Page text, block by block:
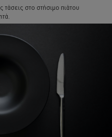
τάσεις στο στήσιμο πιάτου